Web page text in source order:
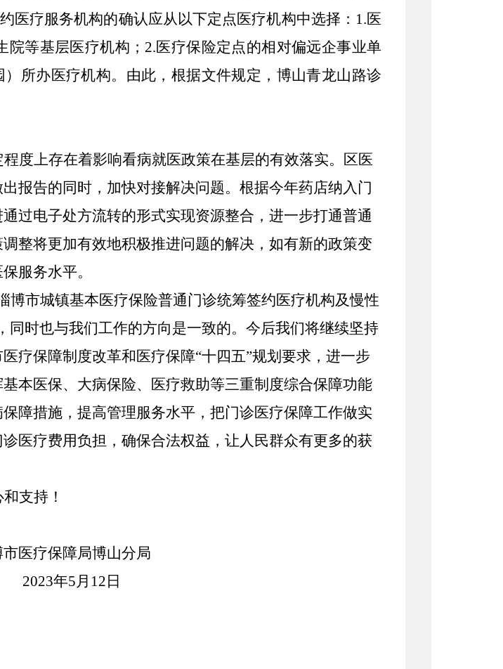
医疗服务机构的确认应从以下定点医疗机构中选择： 1.医
等基层医疗机构；2.医疗保险定点的相对偏远企事业单
所办医疗机构。由此，根据文件规定， 博山青龙山路诊
度上存在着影响看病就医政策在基层的有效落实。区医
报告的同时，加快对接解决问题。根据今年药店纳入门
过电子处方流转的形式实现资源整合，进一步打通普通
整将更加有效地积极推进问题的解决，如有新的政策变
服务水平。
博市城镇基本医疗保险普通门诊统筹签约医疗机构及慢性
同时也与我们工作的方向是一致的。今后我们将继续坚持
疗保障制度改革和医疗保障“十四五”规划要求，进一步
本医保、大病保险、医疗救助等三重制度综合保障功能
障措施，提高管理服务水平，把门诊医疗保障工作做实
医疗费用负担，确保合法权益，让人民群众有更多的获
支持！
局博山分局
年5 月 12 日